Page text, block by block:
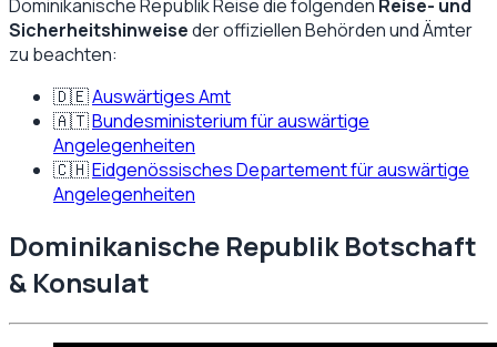
Dominikanische RepublikReise die folgenden Reise- und
Sicherheitshinweiseder offiziellen Behörden und Ämter
zu beachten:
🇩🇪Auswärtiges Amt
🇦🇹Bundesministerium für auswärtige
Angelegenheiten
🇨🇭Eidgenössisches Departement für auswärtige
Angelegenheiten
Dominikanische RepublikBotschaft
& Konsulat